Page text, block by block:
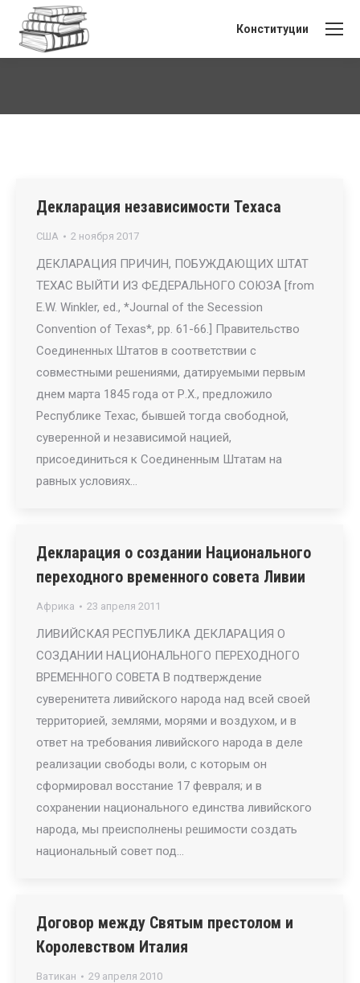
Конституции
Декларация независимости Техаса
США 2 ноября 2017
ДЕКЛАРАЦИЯ ПРИЧИН, ПОБУЖДАЮЩИХ ШТАТ
ТЕХАС ВЫЙТИ ИЗ ФЕДЕРАЛЬНОГО СОЮЗА [from
E.W. Winkler, ed., *Journal of the Secession
Convention of Texas*, pp. 61-66.] Правительство
Соединенных Штатов в соответствии с
совместными решениями, датируемыми первым
днем марта 1845 года от Р.Х., предложило
Республике Техас, бывшей тогда свободной,
суверенной и независимой нацией,
присоединиться к Соединенным Штатам на
равных условиях…
Декларация о создании Национального
переходного временного совета Ливии
Африка 23 апреля 2011
ЛИВИЙСКАЯ РЕСПУБЛИКА ДЕКЛАРАЦИЯ О
СОЗДАНИИ НАЦИОНАЛЬНОГО ПЕРЕХОДНОГО
ВРЕМЕННОГО СОВЕТА В подтверждение
суверенитета ливийского народа над всей своей
территорией, землями, морями и воздухом, и в
ответ на требования ливийского народа в деле
реализации свободы воли, с которым он
сформировал восстание 17 февраля; и в
сохранении национального единства ливийского
народа, мы преисполнены решимости создать
национальный совет под…
Договор между Святым престолом и
Королевством Италия
Ватикан 29 апреля 2010